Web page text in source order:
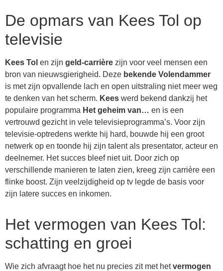
De opmars van Kees Tol op
televisie
Kees Tol en zijn geld-carrière zijn voor veel mensen een
bron van nieuwsgierigheid. Deze bekende Volendammer
is met zijn opvallende lach en open uitstraling niet meer weg
te denken van het scherm. Kees werd bekend dankzij het
populaire programma Het geheim van… en is een
vertrouwd gezicht in vele televisieprogramma’s. Voor zijn
televisie-optredens werkte hij hard, bouwde hij een groot
netwerk op en toonde hij zijn talent als presentator, acteur en
deelnemer. Het succes bleef niet uit. Door zich op
verschillende manieren te laten zien, kreeg zijn carrière een
flinke boost. Zijn veelzijdigheid op tv legde de basis voor
zijn latere succes en inkomen.
Het vermogen van Kees Tol:
schatting en groei
Wie zich afvraagt hoe het nu precies zit met hetvermogen